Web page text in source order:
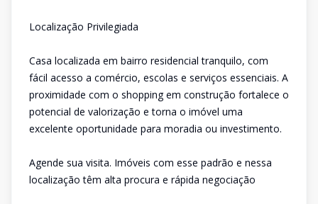
Localização Privilegiada
Casa localizada em bairro residencial tranquilo, com
fácil acesso a comércio, escolas e serviços essenciais. A
proximidade com o shopping em construção fortalece o
potencial de valorização e torna o imóvel uma
excelente oportunidade para moradia ou investimento.
Agende sua visita. Imóveis com esse padrão e nessa
localização têm alta procura e rápida negociação